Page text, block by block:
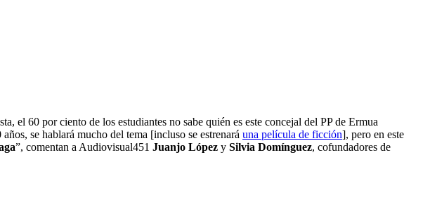
el 60 por ciento de los estudiantes no sabe quién es este concejal del PP de Ermua
se hablará mucho del tema [incluso se estrenará una película de ficción], pero en este
”, comentan a Audiovisual451 Juanjo López y Silvia Domínguez, cofundadores de